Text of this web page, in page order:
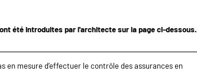
été introduites par l'architecte sur la page ci-dessous.
en mesure d’effectuer le contrôle des assurances en